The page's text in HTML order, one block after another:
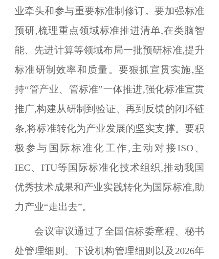
业牵头和参与重要标准制修订。要加强标准
预研,梳理重点领域标准推进清单,在类脑智
能、先进计算等领域布局一批预研标准,提升
标准研制效率和质量。要狠抓宣贯实施,坚
持“管产业、管标准”一体推进,强化标准宣贯
推广,构建从研制到验证、再到反馈的闭环链
条,将标准转化为产业发展的坚实支撑。要积
极参与国际标准化工作,主动对接ISO、
IEC、 ITU等国际标准化技术组织,推动我国
优秀技术成果和产业实践转化为国际标准,助
力产业“走出去”。
会议审议通过了全国信标委章程、秘书
处管理细则、下设机构管理细则以及 2026年